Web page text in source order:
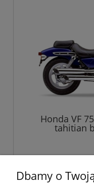
Honda VF
tahitian
Dbamy o